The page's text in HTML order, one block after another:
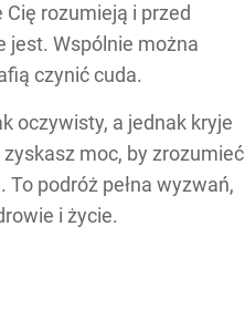
rozumieją i przed
jest. Wspólnie można
czynić cuda.
oczywisty, a jednak kryje
moc, by zrozumieć
podróż pełna wyzwań,
i życie.